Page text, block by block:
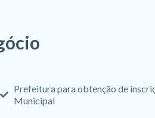
Prefeitura para obtenção de
Municipal